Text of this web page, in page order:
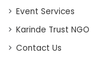
Event Services
Karinde Trust NGO
Contact Us